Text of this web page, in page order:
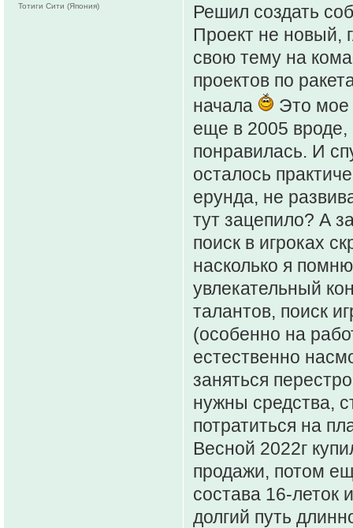
Решил создать
Проект не новый,
свою тему на
проектов по
начала
Это мое
еще в 2005 вроде,
понравилась. И
осталось
ерунда, не
тут зацепило? А
поиск в игроках
насколько я
увлекательный
талантов, поиск
(особенно на
естественно
заняться
нужны средства,
потратиться на
Весной 2022г
продажи, потом
состава 16-леток
долгий путь
Тотиги Сити (Япония)